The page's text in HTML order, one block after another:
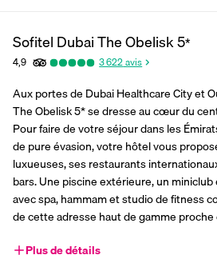
Sofitel Dubai The Obelisk5*
4,9 3 622avis
Aux portes de Dubai Healthcare City et
The Obelisk 5* se dresse au cœur du
Pour faire de votre séjour dans les
de pure évasion, votre hôtel vous
luxueuses, ses restaurants
bars. Une piscine extérieure, un
avec spa, hammam et studio de fitness
de cette adresse haut de gamme proche
Plus de détails